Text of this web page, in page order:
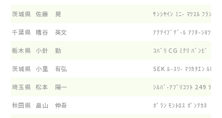
茨城県 佐藤 晃 ｻﾝｼﾔｲﾝ ﾐﾆ- ﾏﾂｽﾙ ﾌﾗﾝ
千葉県 糟谷 英文 ｱｸﾃｲﾌﾞﾃﾞ-ﾙ ｱﾌﾀ-ｼﾖﾂｸ ｱ
栃木県 小針 勤 ｺﾊﾞﾘ CG ﾐｸﾘ ﾊﾞﾝﾋﾞ
茨城県 小里 有弘 SEK ﾙ-ｽﾘ- ﾏﾂｶﾁｴﾝ ﾙﾋﾞ-
埼玉県 松本 陽一 ｼﾙﾊﾞ-ｱﾌﾟﾘｺﾂﾄ 249 ﾗｲﾝ
秋田県 畠山 伸吾 ﾎﾟﾗﾝ ﾓﾝﾄﾛｽ ﾎﾟﾝﾃｶﾈ